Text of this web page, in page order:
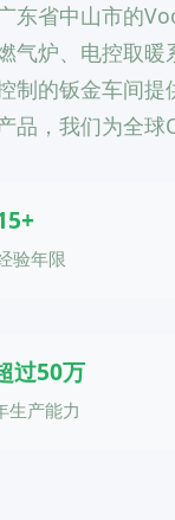
东省中山市的
气炉、电控取
制的钣金车间
品，我们为全球
验年限
过50万
生产能力